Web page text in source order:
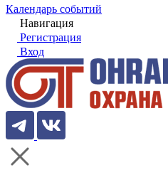
Календарь событий
Навигация
Регистрация
Вход